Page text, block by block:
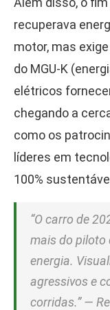
recuperava
motor, mas
do MGU-K
elétricos
chegando a
como os
líderes em
100%
“O carro de
mais do piloto
energia.
agressivos e
corridas.” —